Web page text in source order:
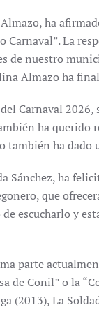
ha
Carnaval”. La
de nuestro
Almazo ha
Carnaval 2026,
ha querido
también ha dado
Sánchez, ha
que
escucharlo y
parte
de Conil” o la
(2013), La